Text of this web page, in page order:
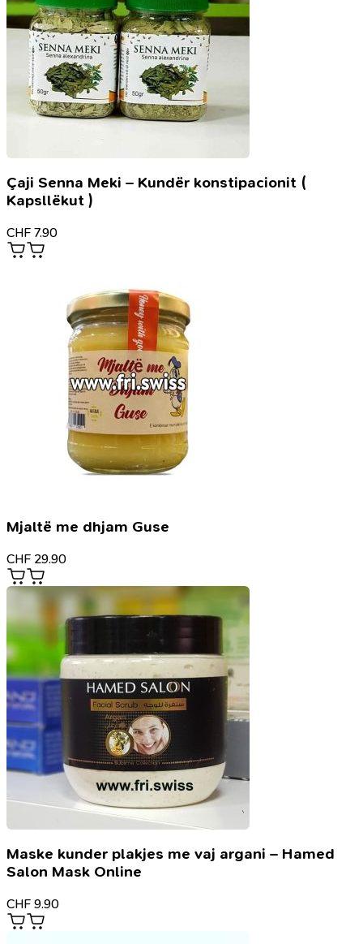
Çaji Senna Meki – Kundër konstipacionit (
Kapsllëkut )
CHF 7.90
Mjaltë me dhjam Guse
CHF 29.90
Maske kunder plakjes me vaj argani – Hamed
Salon Mask Online
CHF 9.90